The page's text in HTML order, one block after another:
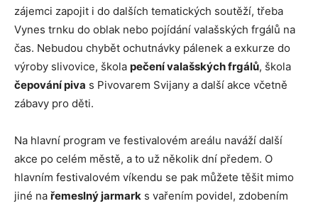
zájemci zapojit i do dalších tematických soutěží, třeba
Vynes trnku do oblak nebo pojídání valašských frgálů na
čas. Nebudou chybět ochutnávky pálenek a exkurze do
výroby slivovice, škola pečení valašských frgálů, škola
čepování piva s Pivovarem Svijany a další akce včetně
zábavy pro děti.
Na hlavní program ve festivalovém areálu naváží další
akce po celém městě, a to už několik dní předem. O
hlavním festivalovém víkendu se pak můžete těšit mimo
jiné na řemeslný jarmark s vařením povidel, zdobením